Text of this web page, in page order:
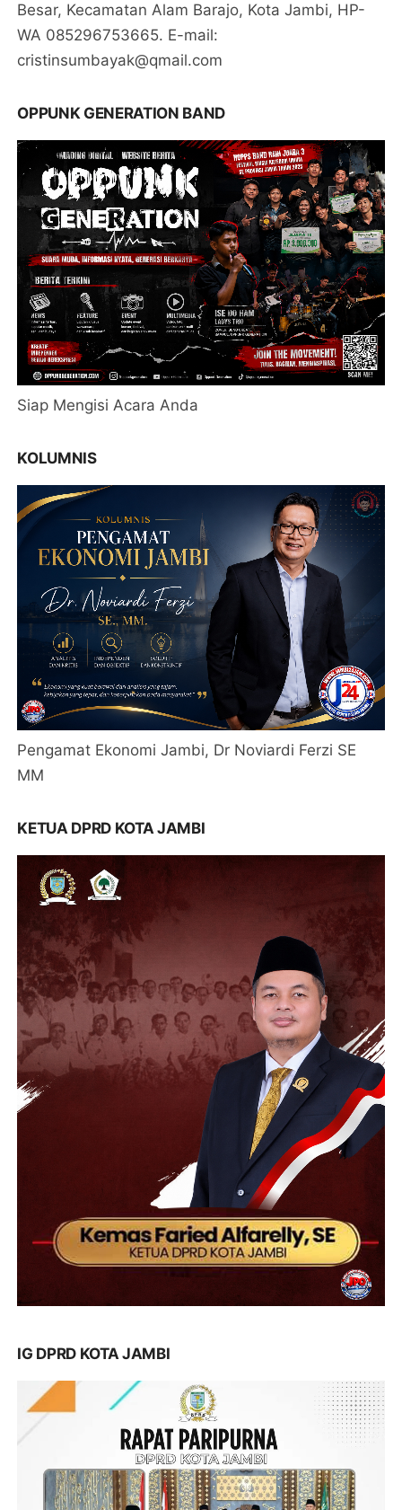
Besar, Kecamatan Alam Barajo, Kota Jambi, HP-
WA 085296753665. E-mail:
cristinsumbayak@qmail.com
OPPUNK GENERATION BAND
Siap Mengisi Acara Anda
KOLUMNIS
Pengamat Ekonomi Jambi, Dr Noviardi Ferzi SE
MM
KETUA DPRD KOTA JAMBI
IG DPRD KOTA JAMBI